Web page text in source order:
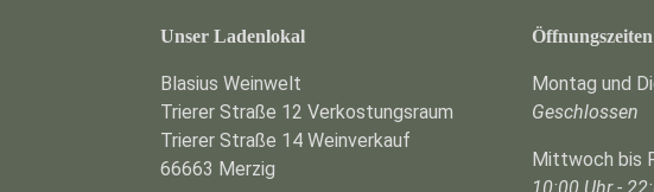
Unser Ladenlokal
Blasius Weinwelt
Trierer Straße 12 Verkostungsraum
Trierer Straße 14 Weinverkauf
66663 Merzig
Öffnungszeiten
Montag und
Geschlossen
Mittwoch bis